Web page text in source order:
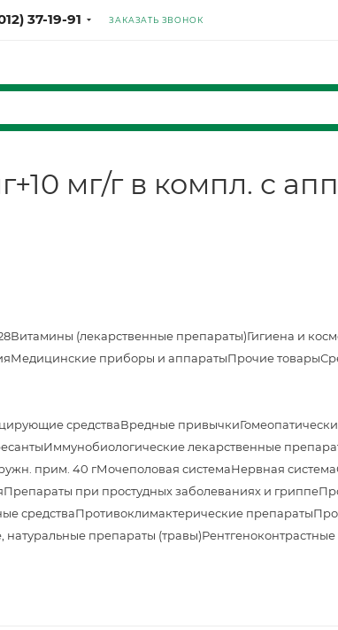
37-19-91 ЗАКАЗАТЬ ЗВОНОК
мг/г в компл. с
Витамины (лекарственные препараты)Гигиена и
Медицинские приборы и аппаратыПрочие товары
средстваВредные привычки
Иммунобиологические лекарственные
прим. 40 гМочеполовая системаНервная система
Препараты при простудных заболеваниях и гриппе
средстваПротивоклимактерические препараты
натуральные препараты (травы)